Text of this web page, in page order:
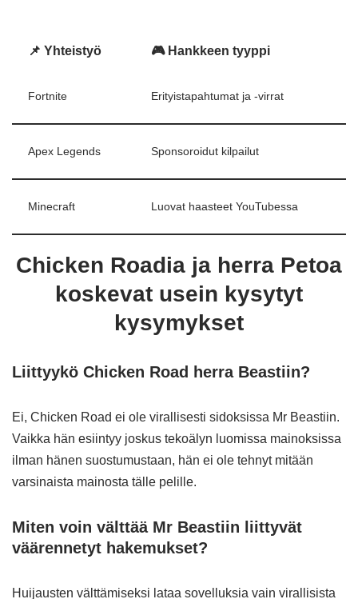
📌 Yhteistyö 🎮 Hankkeen tyyppi
Fortnite Erityistapahtumat ja -virrat
Apex Legends Sponsoroidut kilpailut
Minecraft Luovat haasteet YouTubessa
Chicken Roadia ja herra Petoa
koskevat usein kysytyt
kysymykset
Liittyykö Chicken Road herra Beastiin?
Ei, Chicken Road ei ole virallisesti sidoksissa Mr Beastiin.
Vaikka hän esiintyy joskus tekoälyn luomissa mainoksissa
ilman hänen suostumustaan, hän ei ole tehnyt mitään
varsinaista mainosta tälle pelille.
Miten voin välttää Mr Beastiin liittyvät
väärennetyt hakemukset?
Huijausten välttämiseksi lataa sovelluksia vain virallisista